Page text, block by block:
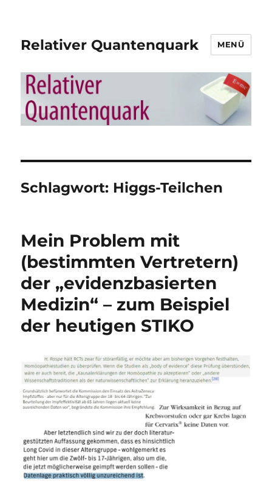
Relativer Quantenquark MENÜ
Schlagwort: Higgs-Teilchen
Mein Problem mit
(bestimmten Vertretern)
der „evidenzbasierten
Medizin“ – zum Beispiel
der heutigen STIKO